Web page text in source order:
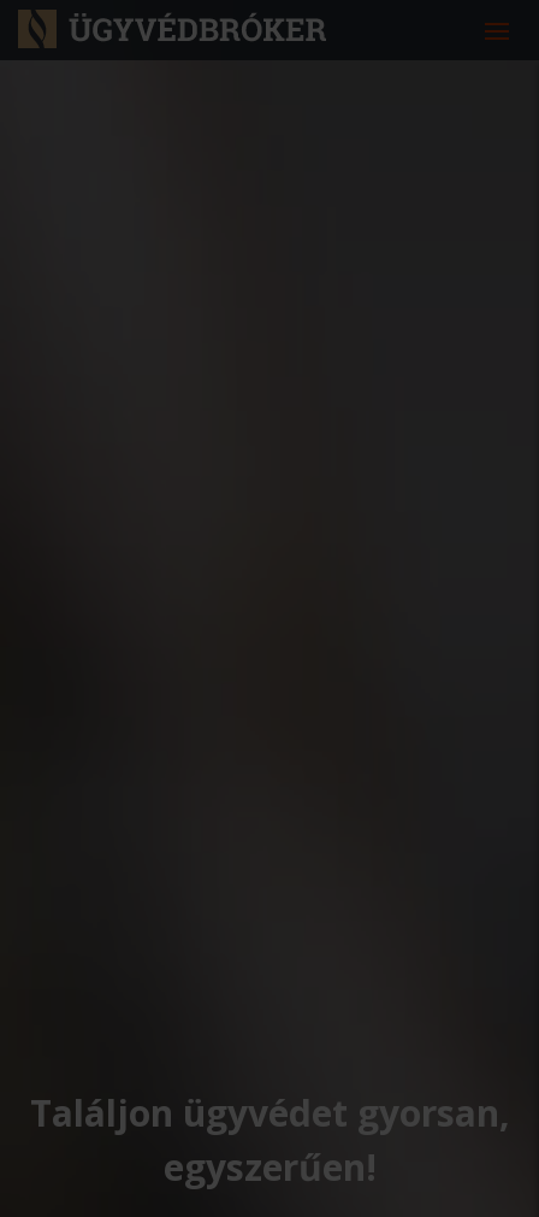
Találjon ügyvédet gyorsan,
egyszerűen!